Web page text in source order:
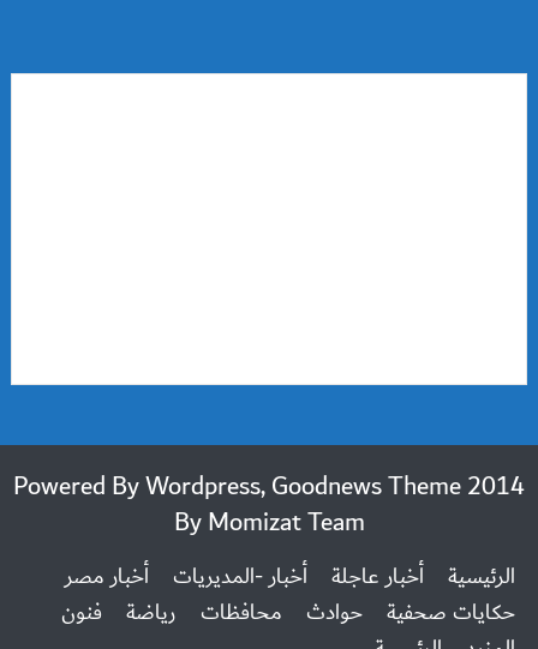
2014 Powered By Wordpress, Goodnews Theme
ByMomizat Team
الرئيسية أخبار عاجلة أخبار -المديريات
أخبار مصر
حكايات صحفية
حوادث محافظات رياضة
فنون